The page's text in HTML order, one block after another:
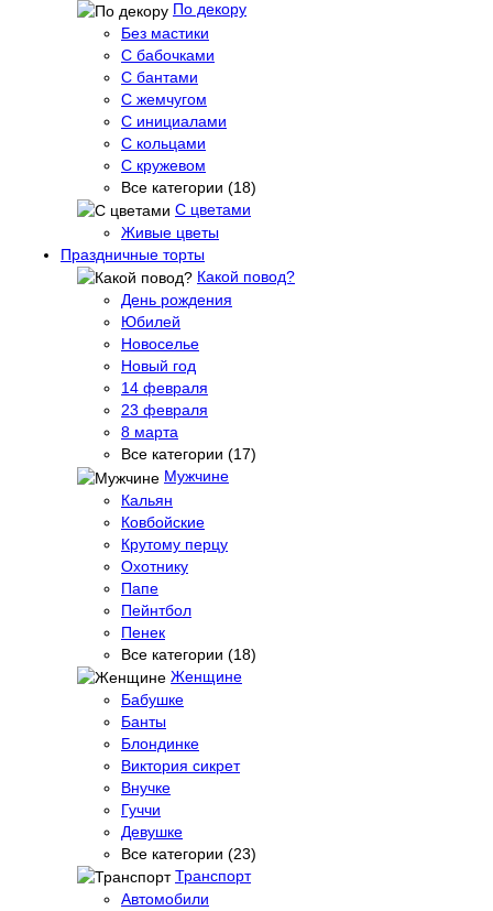
По декору
Без мастики
С бабочками
С бантами
С жемчугом
С инициалами
С кольцами
С кружевом
Все категории (18)
С цветами
Живые цветы
Праздничные торты
Какой повод?
День рождения
Юбилей
Новоселье
Новый год
14 февраля
23 февраля
8 марта
Все категории (17)
Мужчине
Кальян
Ковбойские
Крутому перцу
Охотнику
Папе
Пейнтбол
Пенек
Все категории (18)
Женщине
Бабушке
Банты
Блондинке
Виктория сикрет
Внучке
Гуччи
Девушке
Все категории (23)
Транспорт
Автомобили